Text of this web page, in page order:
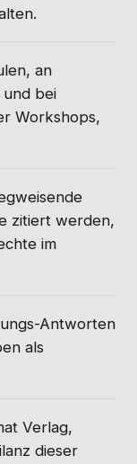
an
und bei
Workshops,
zitiert werden,
im
Antworten
als
Verlag,
dieser